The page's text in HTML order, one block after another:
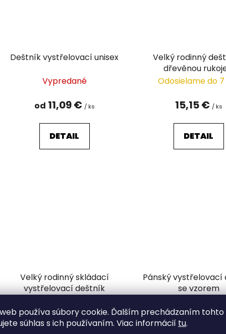
používa súbory cookie. Ďalším prechádzaním tohto
súhlas s ich používaním. Viac informácií tu.
Deštník vystřelovací unisex
Vypredané
od 11,09 € / ks
DETAIL
Velký rodinný
dřevěnou
Odosielame do
15,15 € / ks
DETAIL
Velký rodinný skládací
vystřelovací deštník
16,61 €/ ks
Pánský vystřelovací
se vzorem
6,84 €